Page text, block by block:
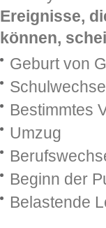
Ereignisse,
können,
Geburt von
Bestimmtes
Umzug
Beginn der
Belastende